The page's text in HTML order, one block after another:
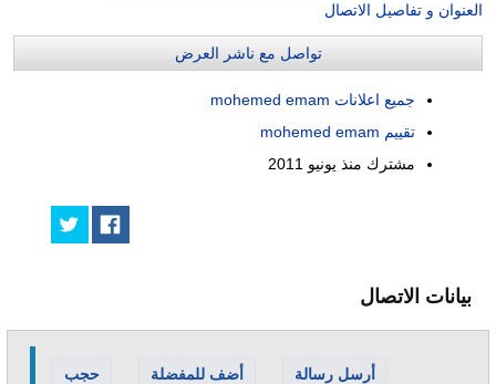
العنوان و تفاصيل الاتصال
تواصل مع ناشر العرض
جميع اعلانات mohemed emam
تقييم mohemed emam
مشترك منذ يونيو 2011
بيانات الاتصال
حجب أضف للمفضلة أرسل رسالة